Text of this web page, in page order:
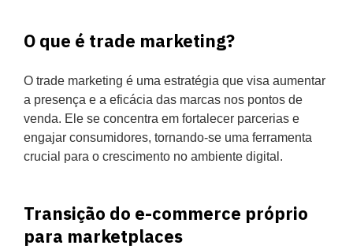
O que é trade marketing?
O trade marketing é uma estratégia que visa aumentar
a presença e a eficácia das marcas nos pontos de
venda. Ele se concentra em fortalecer parcerias e
engajar consumidores, tornando-se uma ferramenta
crucial para o crescimento no ambiente digital.
Transição do e-commerce próprio
para marketplaces